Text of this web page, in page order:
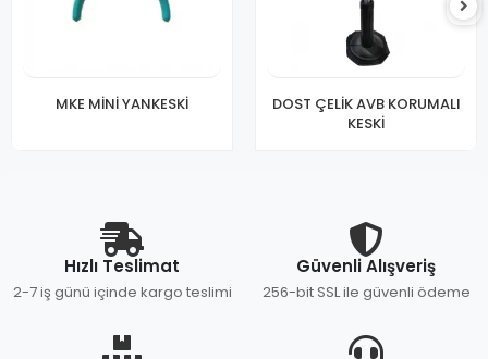
MKE MİNİ YANKESKİ
DOST ÇELİK AVB KORUMALI
KESKİ
Hızlı Teslimat
2-7 iş günü içinde kargo teslimi
Güvenli Alışveriş
256-bit SSL ile güvenli ödeme